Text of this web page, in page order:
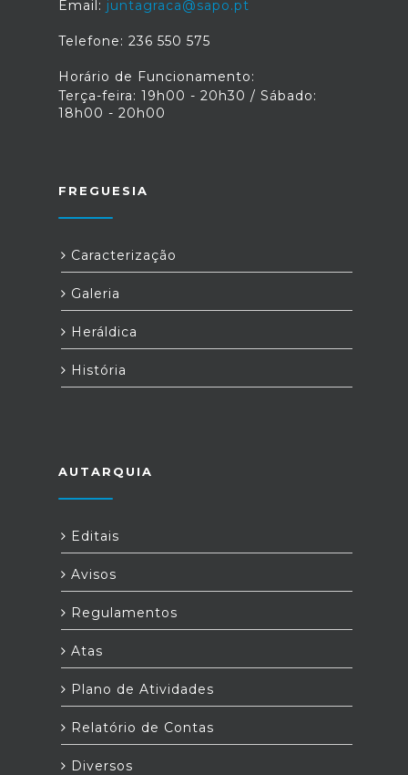
Email: juntagraca@sapo.pt
Telefone: 236 550 575
Horário de Funcionamento:
Terça-feira: 19h00 - 20h30 / Sábado:
18h00 - 20h00
FREGUESIA
Caracterização
Galeria
Heráldica
História
AUTARQUIA
Editais
Avisos
Regulamentos
Atas
Plano de Atividades
Relatório de Contas
Diversos